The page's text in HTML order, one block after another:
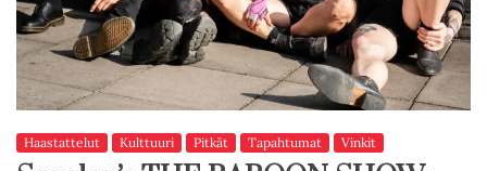
Haastattelut Kulttuuri Pitkät Tapahtumat Vinkit